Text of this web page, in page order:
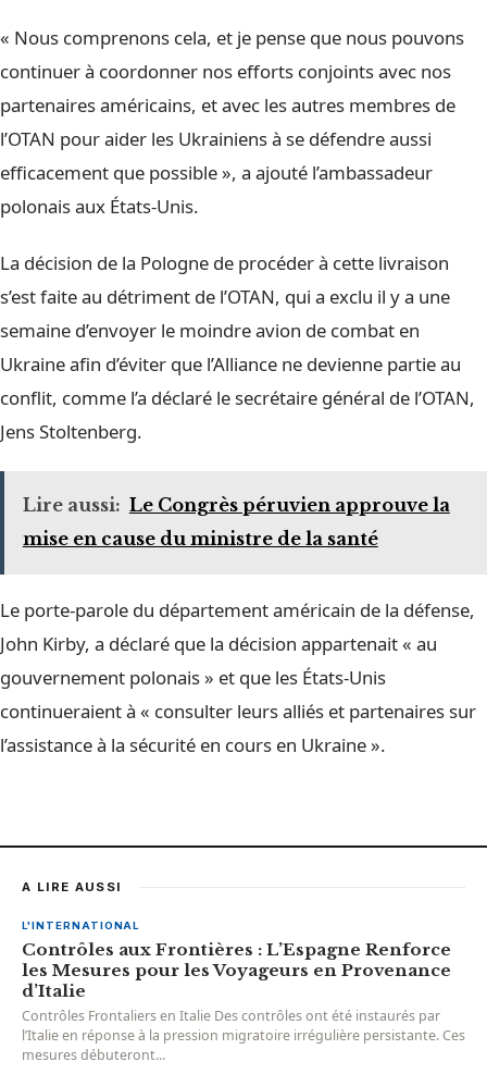
« Nous comprenons cela, et je pense que nous pouvons
continuer à coordonner nos efforts conjoints avec nos
partenaires américains, et avec les autres membres de
l’OTAN pour aider les Ukrainiens à se défendre aussi
efficacement que possible », a ajouté l’ambassadeur
polonais aux États-Unis.
La décision de la Pologne de procéder à cette livraison
s’est faite au détriment de l’OTAN, qui a exclu il y a une
semaine d’envoyer le moindre avion de combat en
Ukraine afin d’éviter que l’Alliance ne devienne partie au
conflit, comme l’a déclaré le secrétaire général de l’OTAN,
Jens Stoltenberg.
Lire aussi: Le Congrès péruvien approuve la
mise en cause du ministre de la santé
Le porte-parole du département américain de la défense,
John Kirby, a déclaré que la décision appartenait « au
gouvernement polonais » et que les États-Unis
continueraient à « consulter leurs alliés et partenaires sur
l’assistance à la sécurité en cours en Ukraine ».
A LIRE AUSSI
L'INTERNATIONAL
Contrôles aux Frontières : L’Espagne Renforce
les Mesures pour les Voyageurs en Provenance
d’Italie
Contrôles Frontaliers en Italie Des contrôles ont été instaurés par
l’Italie en réponse à la pression migratoire irrégulière persistante. Ces
mesures débuteront...